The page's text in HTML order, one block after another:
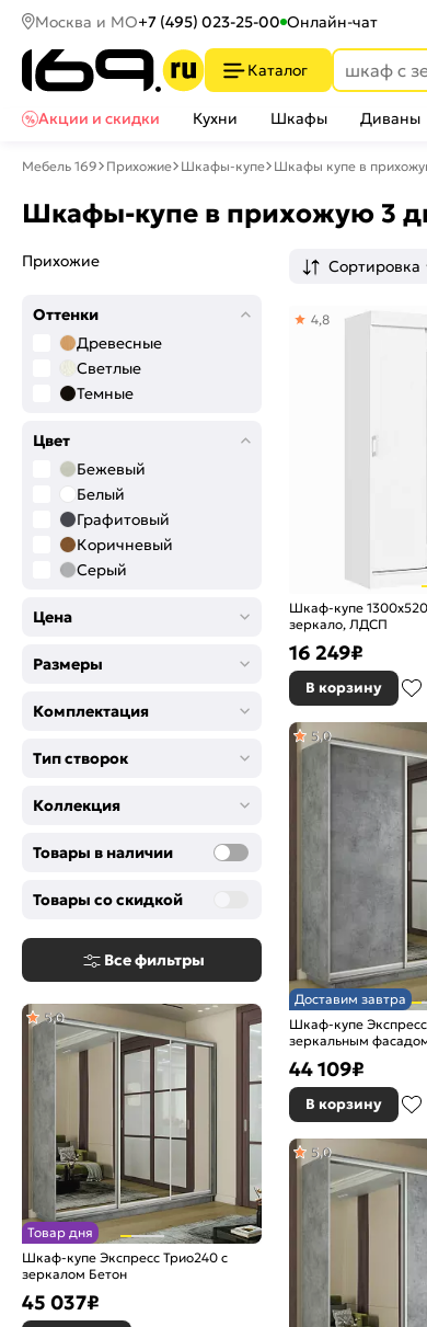
Москва и МО+7 (495) 023-25-00 Онлайн-чат
Каталог
Акции и скидки
Кухни Шкафы Диваны
Мебель 169 Прихожие Шкафы-купе Шкафы купе в
Шкафы-купе в прихожую 3
Прихожие
Оттенки
Древесные
Светлые
Темные
Цвет
Бежевый
Белый
Графитовый
Коричневый
Серый
Цена
Размеры
Комплектация
Тип створок
Коллекция
Товары в наличии
Товары со скидкой
Все фильтры
Товар дня
Шкаф-купе Экспресс Трио240 с
зеркалом Бетон
5,0
45 037₽
Сортировка
Шкаф-купе
зеркало, ЛДСП
4,8
16 249₽
В корзину
Доставим завтра
Шкаф-купе
зеркальным
5,0
44 109₽
В корзину
5,0